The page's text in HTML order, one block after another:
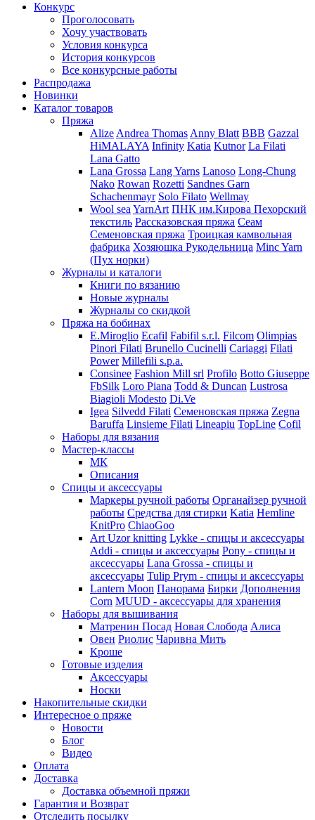
Конкурс
Проголосовать
Хочу участвовать
Условия конкурса
История конкурсов
Все конкурсные работы
Распродажа
Новинки
Каталог товаров
Пряжа
Alize Andrea Thomas Anny Blatt BBB Gazzal
HiMALAYA Infinity Katia Kutnor La Filati
Lana Gatto
Lana Grossa Lang Yarns Lanoso Long-Chung
Nako Rowan Rozetti Sandnes Garn
Schachenmayr Solo Filato Wellmay
Wool sea YarnArt ПНК им.Кирова Пехорский
текстиль Рассказовская пряжа Сеам
Семеновская пряжа Троицкая камвольная
фабрика Хозяюшка Рукодельница Minc Yarn
(Пух норки)
Журналы и каталоги
Книги по вязанию
Новые журналы
Журналы со скидкой
Пряжа на бобинах
E.Miroglio Ecafil Fabifil s.r.l. Filcom Olimpias
Pinori Filati Brunello Cucinelli Cariaggi Filati
Power Millefili s.p.a.
Consinee Fashion Mill srl Profilo Botto Giuseppe
FbSilk Loro Piana Todd & Duncan Lustrosa
Biagioli Modesto Di.Ve
Igea Silvedd Filati Семеновская пряжа Zegna
Baruffa Linsieme Filati Lineapiu TopLine Cofil
Наборы для вязания
Мастер-классы
МК
Описания
Спицы и аксессуары
Маркеры ручной работы Органайзер ручной
работы Средства для стирки Katia Hemline
KnitPro ChiaoGoo
Art Uzor knitting Lykke - спицы и аксессуары
Addi - спицы и аксессуары Pony - спицы и
аксессуары Lana Grossa - спицы и
аксессуары Tulip Prym - спицы и аксессуары
Lantern Moon Панорама Бирки Дополнения
Corn MUUD - аксессуары для хранения
Наборы для вышивания
Матренин Посад Новая Слобода Алиса
Овен Риолис Чаривна Мить
Кроше
Готовые изделия
Аксессуары
Носки
Накопительные скидки
Интересное о пряже
Новости
Блог
Видео
Оплата
Доставка
Доставка объемной пряжи
Гарантия и Возврат
Отследить посылку